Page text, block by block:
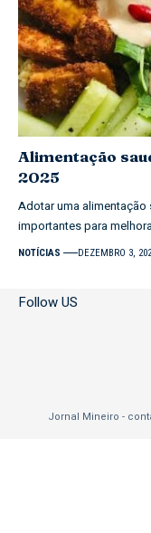
Alimentação
2025
Adotar uma
importantes para
NOTÍCIAS DEZEMBRO 3,
Follow US
Jornal Mineiro -